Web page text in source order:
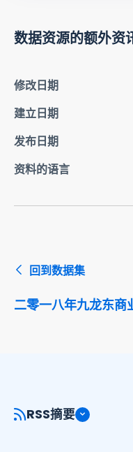
数据资源的额外资
修改日期
建立日期
发布日期
资料的语言
回到数据集
二零一八年九龙东商
RSS摘要